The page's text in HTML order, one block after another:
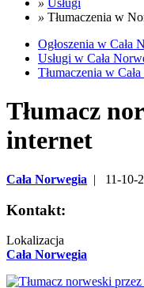
» Usługi
» Tłumaczenia w
Ogłoszenia w Cała
Usługi w Cała
Tłumaczenia w
Tłumacz
internet
Cała Norwegia | 11-10-
Kontakt:
Lokalizacja
Cała Norwegia